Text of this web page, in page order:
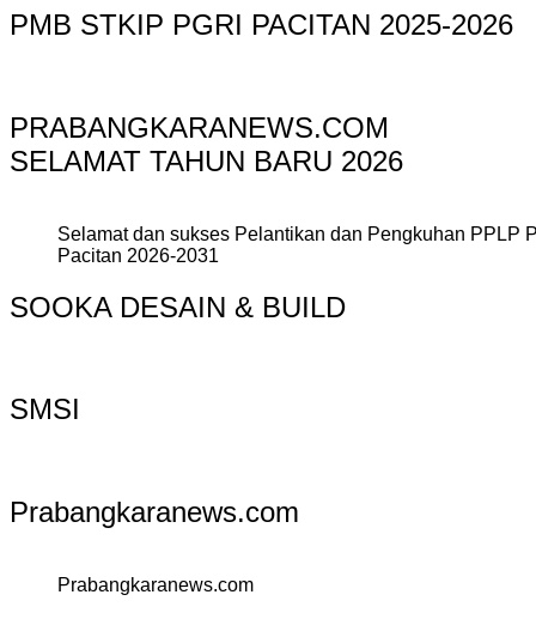
PMB STKIP PGRI PACITAN 2025-2026
PRABANGKARANEWS.COM
SELAMAT TAHUN BARU 2026
Selamat dan sukses Pelantikan dan Pengkuhan PPLP
Pacitan 2026-2031
SOOKA DESAIN & BUILD
SMSI
Prabangkaranews.com
Prabangkaranews.com